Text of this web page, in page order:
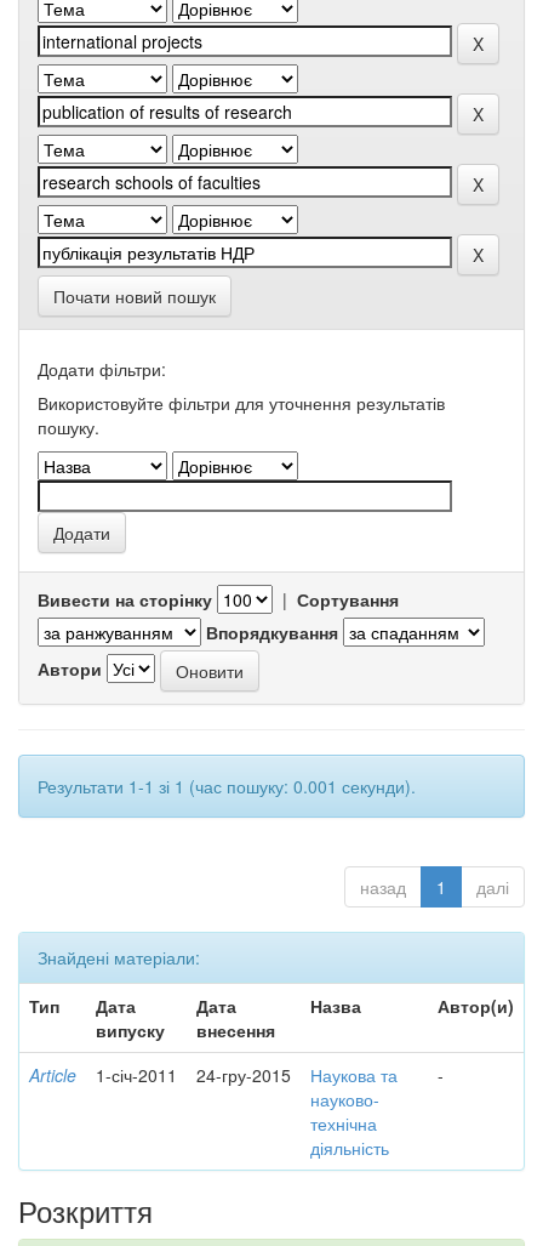
Почати новий пошук
Додати фільтри:
Використовуйте фільтри для уточнення результатів
пошуку.
Вивести на сторінку | Сортування
Впорядкування
Автори
Результати 1-1 зі 1 (час пошуку: 0.001 секунди).
назад 1 далі
Знайдені матеріали:
Тип
Дата
випуску
Дата
внесення
Назва Автор(и)
Article 1-січ-2011 24-гру-2015
Наукова та
науково-
технічна
діяльність
-
Розкриття